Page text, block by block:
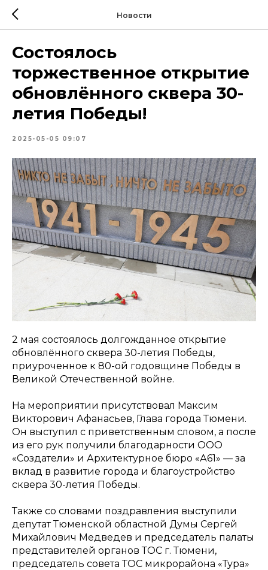
Новости
Состоялось
торжественное открытие
обновлённого сквера 30-
летия Победы!
2025-05-05 09:07
2 мая состоялось долгожданное открытие
обновлённого сквера 30-летия Победы,
приуроченное к 80-ой годовщине Победы в
Великой Отечественной войне.
На мероприятии присутствовал Максим
Викторович Афанасьев, Глава города Тюмени.
Он выступил с приветственным словом, а после
из его рук получили благодарности ООО
«Создатели» и Архитектурное бюро «А61» — за
вклад в развитие города и благоустройство
сквера 30-летия Победы.
Также со словами поздравления выступили
депутат Тюменской областной Думы Сергей
Михайлович Медведев и председатель палаты
представителей органов ТОС г. Тюмени,
председатель совета ТОС микрорайона «Тура»